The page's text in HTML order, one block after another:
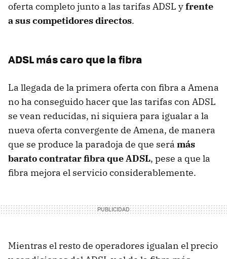
oferta completo junto a las tarifas ADSL yfrente
a sus competidores directos.
ADSL más caro que la fibra
La llegada de la primera oferta con fibra a Amena
no ha conseguido hacer que las tarifas con ADSL
se vean reducidas, ni siquiera para igualar a la
nueva oferta convergente de Amena, de manera
que se produce la paradoja de que será más
barato contratar fibra que ADSL, pese a que la
fibra mejora el servicio considerablemente.
Mientras el resto de operadores igualan el precio